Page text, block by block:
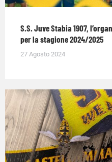
S.S. Juve Stabia 1907,
per la stagione 2024/2025
27 Agosto 2024